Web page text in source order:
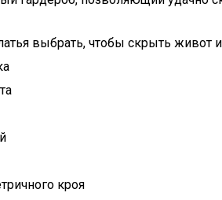
выбрать, чтобы скрыть живот
кроя